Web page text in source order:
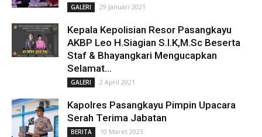
GALERI 29 Januari 2021
Kepala Kepolisian Resor Pasangkayu
AKBP Leo H.Siagian S.I.K,M.Sc Beserta
Staf & Bhayangkari Mengucapkan
Selamat...
GALERI 2 April 2021
Kapolres Pasangkayu Pimpin Upacara
Serah Terima Jabatan
BERITA 10 Maret 2023